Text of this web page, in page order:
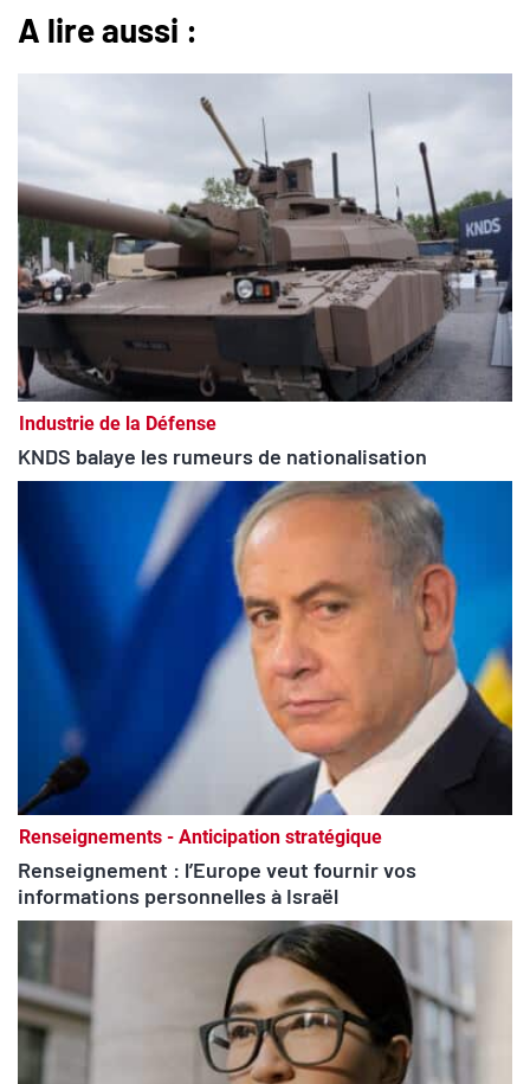
A lire aussi :
Industrie de la Défense
KNDS balaye les rumeurs de nationalisation
Renseignements - Anticipation stratégique
Renseignement : l’Europe veut fournir vos
informations personnelles à Israël